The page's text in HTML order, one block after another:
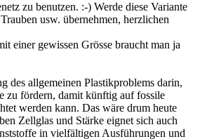
zu benutzen. :-) Werde diese Variante
usw. übernehmen, herzlichen
einer gewissen Grösse braucht man ja
des allgemeinen Plastikproblems darin,
zu fördern, damit künftig auf fossile
werden kann. Das wäre drum heute
Zellglas und Stärke eignet sich auch
in vielfältigen Ausführungen und